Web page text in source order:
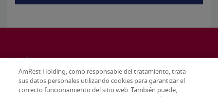
AmRest Holding, como responsable del tratamiento, trata
sus datos personales utilizando cookies para garantizar el
correcto funcionamiento del sitio web. También puede,